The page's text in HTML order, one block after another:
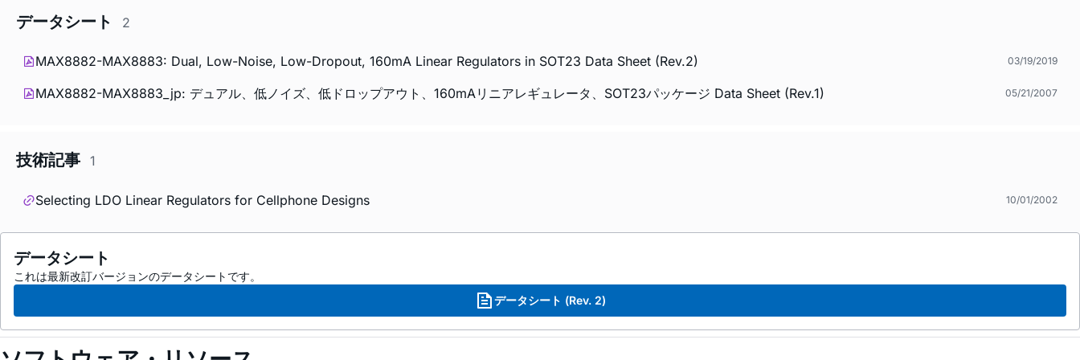
データシート 2
MAX8882-MAX8883: Dual, Low-Noise, Low-Dropout, 160mA Linear Regulators in SOT23 Data Sheet (Rev.2) 03/19/2019
MAX8882-MAX8883_jp: デュアル、低ノイズ、低ドロップアウト、160mAリニアレギュレータ、SOT23パッケージ Data Sheet (Rev.1) 05/21/2007
技術記事 1
Selecting LDO Linear Regulators for Cellphone Designs 10/01/2002
データシート
これは最新改訂バージョンのデータシートです。
データシート (Rev. 2)